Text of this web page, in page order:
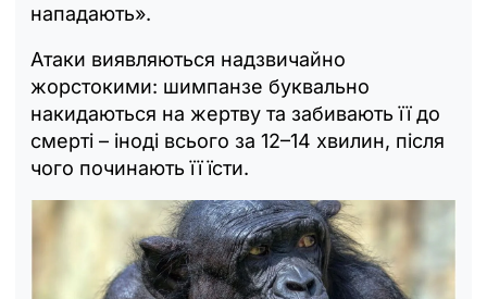
нападають».
Атаки виявляються надзвичайно
жорстокими: шимпанзе буквально
накидаються на жертву та забивають її до
смерті – іноді всього за 12–14 хвилин, після
чого починають її їсти.